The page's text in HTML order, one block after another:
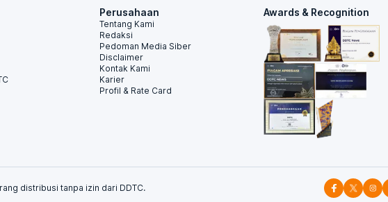
Perusahaan
Tentang Kami
Redaksi
Pedoman Media Siber
Disclaimer
Kontak Kami
Karier
Profil & Rate Card
Awards & Recognition
distribusi tanpa izin dari DDTC.